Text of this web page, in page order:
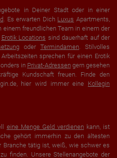
in Deiner Stadt oder in einer
. Es erwarten Dich Luxus Apartments,
einem freundlichen Team in einem der
Erotik Locations sind dauerhaft auf der
oder Termindamen . Stilvolles
sprechen für einen Erotik
in Privat-Adressen gern gesehen
Kundschaft freuen. Finde den
hier wird immer eine Kollegin
eine Menge Geld verdienen kann, ist
gehört immerhin zu den ältesten
Branche tätig ist, weiß, wie schwer es
finden. Unsere Stellenangebote der